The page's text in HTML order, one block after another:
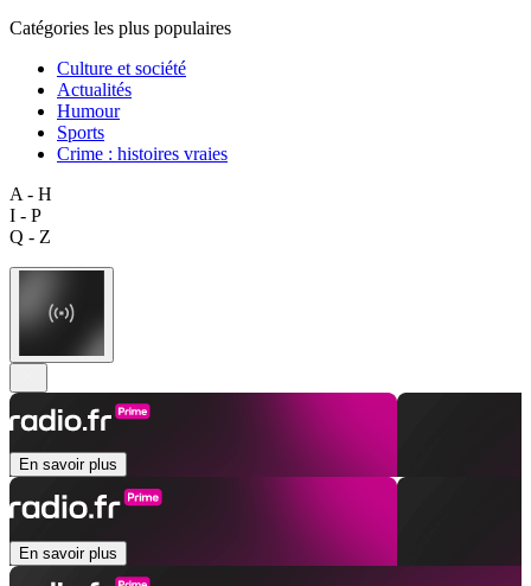
Catégories les plus populaires
Culture et société
Actualités
Humour
Sports
Crime : histoires vraies
A - H
I - P
Q - Z
En savoir plus
En savoir plus